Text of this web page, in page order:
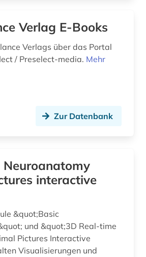
online-publikation (3)
organisationspsychologie (1)
pathophysiologie (1)
persönlichkeitsentwicklung (2)
pflegepraxis (2)
Verlag E-Books
Verlags über das Portal
/ Preselect-media. Mehr
Zur Datenbank
Neuroanatomy
&quot;Basic
und &quot;3D Real-time
Pictures Interactive
Visualisierungen und